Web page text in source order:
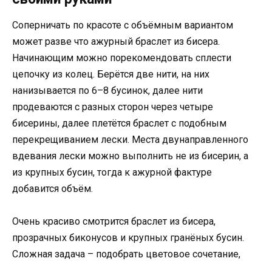
Соперничать по красоте с объёмным вариантом
может разве что ажурный браслет из бисера.
Начинающим можно порекомендовать сплести
цепочку из колец. Берётся две нити, на них
нанизывается по 6–8 бусинок, далее нити
продеваются с разных сторон через четыре
бисерины, далее плетётся браслет с подобным
перекрещиванием лески. Места двунаправленного
вдевания лески можно выполнить не из бисерин, а
из крупных бусин, тогда к ажурной фактуре
добавится объём.
Очень красиво смотрится браслет из бисера,
прозрачных биконусов и крупных гранёных бусин.
Сложная задача – подобрать цветовое сочетание,